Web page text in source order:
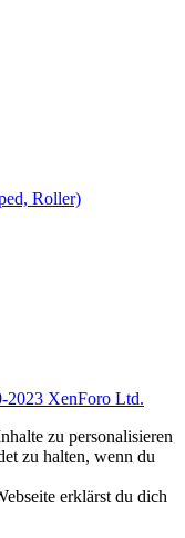
Roller)
2023 XenForo Ltd.
zu personalisieren
zu halten, wenn du
erklärst du dich